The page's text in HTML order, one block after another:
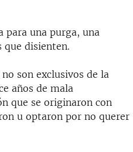
para una purga, una
que disienten.
son exclusivos de la
años de mala
que se originaron con
u optaron por no querer